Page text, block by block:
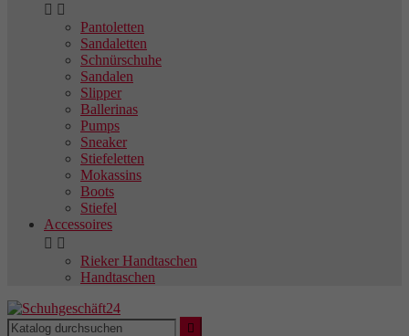
 
Pantoletten
Sandaletten
Schnürschuhe
Sandalen
Slipper
Ballerinas
Pumps
Sneaker
Stiefeletten
Mokassins
Boots
Stiefel
Accessoires
 
Rieker Handtaschen
Handtaschen
